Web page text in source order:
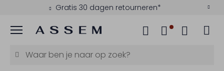
Gratis 30 dagen retourneren*
Menu